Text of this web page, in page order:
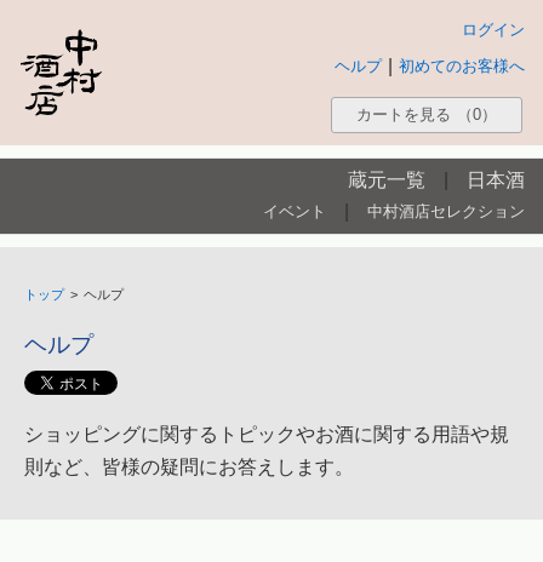
ログイン
初めてのお客様へ
ヘルプ
カートを見る （0）
蔵元一覧 日本酒
イベント 中村酒店セレクション
トップ > ヘルプ
ヘルプ
ショッピングに関するトピックやお酒に関する用語や規
則など、皆様の疑問にお答えします。